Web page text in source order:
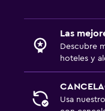
Las
Descubre
hoteles y
Usa